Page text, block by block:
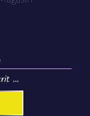
...